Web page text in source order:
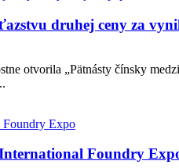
druhej ceny za
otvorila „Pätnásty čínsky
Foundry